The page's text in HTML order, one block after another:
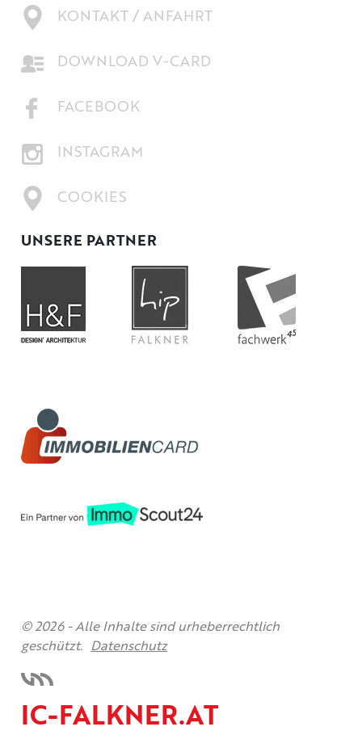
KONTAKT / ANFAHRT
DOWNLOAD V-CARD
FACEBOOK
INSTAGRAM
COOKIES
UNSERE PARTNER
© 2026 -Alle Inhalte sind urheberrechtlich
geschützt.
Datenschutz
IC-FALKNER.AT